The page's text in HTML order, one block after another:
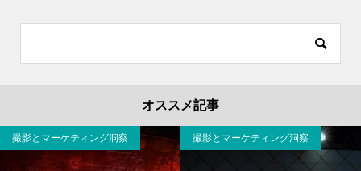
オススメ記事
撮影とマーケティング洞察 撮影とマーケティング洞察